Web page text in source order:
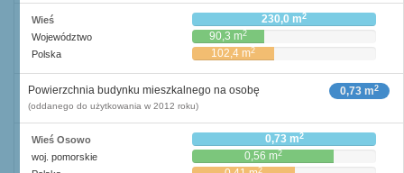
Wieś 230,0 m2
Województwo 90,3 m2
Polska 102,4 m2
0,73 m2
Powierzchnia budynku mieszkalnego na osobę
(oddanego do użytkowania w 2012 roku)
Wieś Osowo 0,73 m2
woj. pomorskie 0,56 m2
2